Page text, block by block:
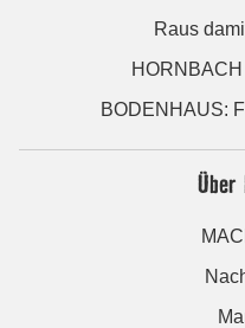
Raus
BODENHAUS:
Über